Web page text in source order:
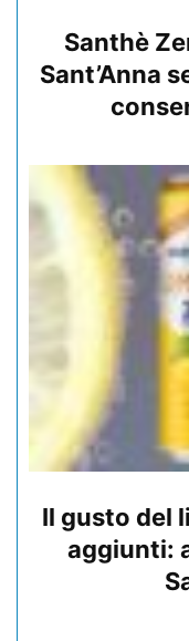
Santhè
Sant’Anna
Il gusto del
aggiunti: